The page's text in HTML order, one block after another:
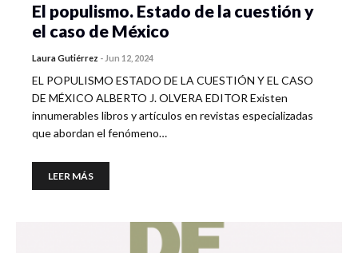
El populismo. Estado de la cuestión y
el caso de México
Laura Gutiérrez - Jun 12, 2024
EL POPULISMO ESTADO DE LA CUESTIÓN Y EL CASO
DE MÉXICO ALBERTO J. OLVERA EDITOR Existen
innumerables libros y artículos en revistas especializadas
que abordan el fenómeno…
LEER MÁS